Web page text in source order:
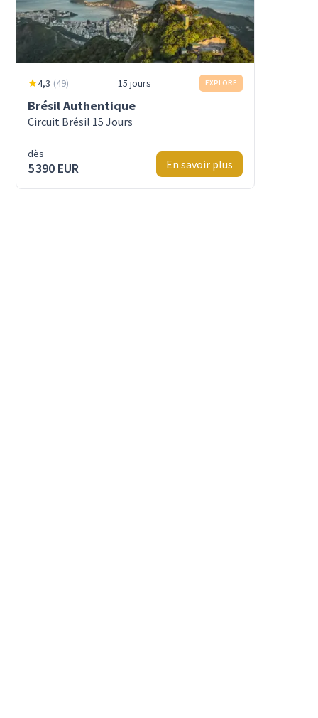
4,3 (49) 15 jours EXPLORE
Brésil Authentique
Circuit Brésil 15 Jours
dès
5 390 EUR En savoir plus